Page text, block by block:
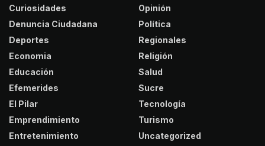
Curiosidades
Denuncia Ciudadana
Deportes
Economia
Educación
Efemerides
El Pilar
Emprendimiento
Entretenimiento
Opinión
Política
Regionales
Religión
Salud
Sucre
Tecnología
Turismo
Uncategorized